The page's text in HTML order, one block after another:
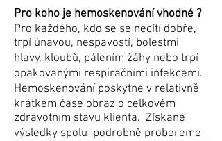
Pro koho je hemoskenování vhodné ?
Pro každého, kdo se se necítí dobře,
trpí únavou, nespavostí, bolestmi
hlavy, kloubů, pálením žáhy nebo trpí
opakovanými respiračními infekcemi.
Hemoskenování poskytne v relativně
krátkém čase obraz o celkovém
zdravotním stavu klienta. Získané
výsledky spolu podrobně probereme